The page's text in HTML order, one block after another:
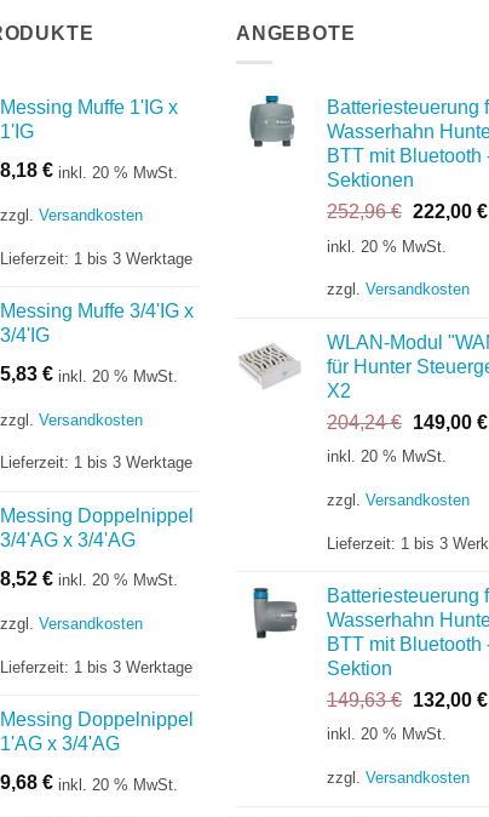
Messing Muffe 1'IG x
1'IG
8,18 € inkl. 20 % MwSt.
zzgl. Versandkosten
Lieferzeit: 1 bis 3 Werktage
Messing Muffe 3/4'IG x
3/4'IG
5,83 € inkl. 20 % MwSt.
zzgl. Versandkosten
Lieferzeit: 1 bis 3 Werktage
Messing Doppelnippel
3/4'AG x 3/4'AG
8,52 € inkl. 20 % MwSt.
zzgl. Versandkosten
Lieferzeit: 1 bis 3 Werktage
Messing Doppelnippel
1'AG x 3/4'AG
9,68 € inkl. 20 % MwSt.
ANGEBOTE
Batteriesteuerung
Wasserhahn
BTT mit Bluetooth
Sektionen
252,96€
Preis
252,96 €
222,00 €
inkl. 20 % MwSt.
zzgl. Versandkosten
WLAN-Modul
für Hunter
X2
204,24€
Preis
204,24 €
149,00 €
inkl. 20 % MwSt.
zzgl. Versandkosten
Lieferzeit: 1 bis 3
Batteriesteuerung
Wasserhahn
BTT mit Bluetooth
Sektion
149,63€
Preis
149,63 €
132,00 €
inkl. 20 % MwSt.
zzgl. Versandkosten